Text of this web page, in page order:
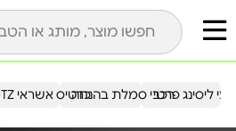
כרטיס אשראי HTZ ליסינג פרטירכבי סמלת בהנחה